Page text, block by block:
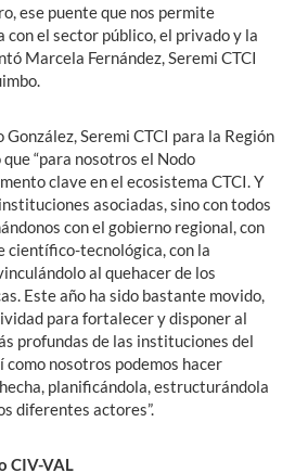
ese puente que nos permite
con el sector público, el privado y la
Marcela Fernández, Seremi CTCI
González, Seremi CTCI para la Región
“para nosotros el Nodo
clave en el ecosistema CTCI. Y
asociadas, sino con todos
con el gobierno regional, con
científico-tecnológica, con la
al quehacer de los
Este año ha sido bastante movido,
para fortalecer y disponer al
profundas de las instituciones del
como nosotros podemos hacer
planificándola, estructurándola
diferentes actores”.
CIV-VAL